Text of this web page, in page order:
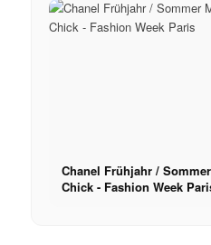
Chanel Frühjahr /
Chick - Fashion Week